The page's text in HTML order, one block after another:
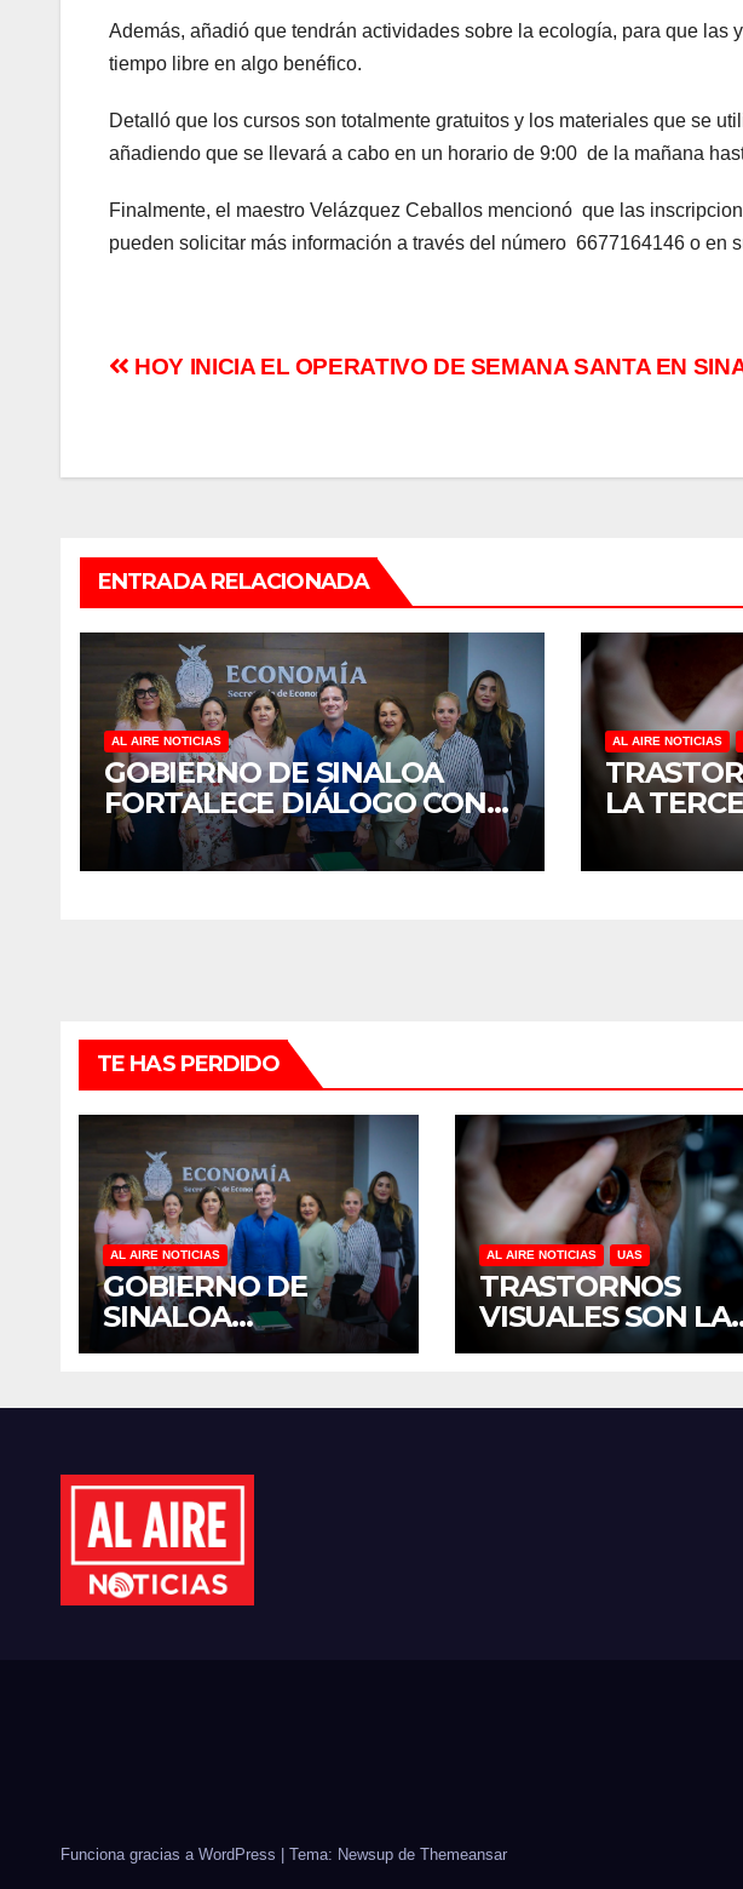
Además, añadió que tendrán actividades sobre la ecología, para que
tiempo libre en algo benéfico.
Detalló que los cursos son totalmente gratuitos y los materiales que se
añadiendo que se llevará a cabo en un horario de 9:00 de la mañana
Finalmente, el maestro Velázquez Ceballos mencionó que las
pueden solicitar más información a través del número 6677164146 o en
Navegación
entradas
HOY INICIA EL OPERATIVO DE SEMANA SANTA EN
ENTRADA RELACIONADA
AL AIRE NOTICIAS
GOBIERNO DE SINALOA
FORTALECE DIÁLOGO CON
MUJERES EMPRESARIAS DE
CULIACÁN
AL AIRE NOTICIAS
LA
REVELA
TE HAS PERDIDO
AL AIRE NOTICIAS
GOBIERNO DE
SINALOA
FORTALECE
MUJERES
CULIACÁN
AL AIRE NOTICIAS UAS
TRASTORNOS
VISUALES SON LA
TERCERA CAUSA
MÉXICO, REVELA
Funciona gracias a WordPress Tema: Newsup de Themeansar